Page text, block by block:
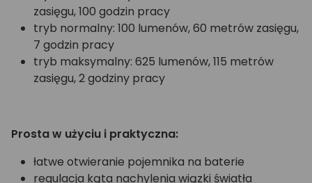
zasięgu, 100 godzin pracy
tryb normalny: 100 lumenów, 60 metrów zasięgu,
7 godzin pracy
tryb maksymalny: 625 lumenów, 115 metrów
zasięgu, 2 godziny pracy
Prosta w użyciu i praktyczna:
łatwe otwieranie pojemnika na baterie
regulacja kąta nachylenia wiązki światła